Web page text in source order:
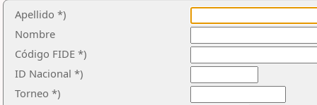
Apellido *)
Nombre
Código FIDE *)
ID Nacional *)
Torneo *)